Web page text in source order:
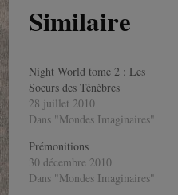
Similaire
Night World tome 2 : Les
Soeurs des Ténèbres
28 juillet 2010
Dans "Mondes Imaginaires"
Prémonitions
30 décembre 2010
Dans "Mondes Imaginaires"